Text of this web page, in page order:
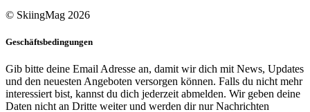
© SkiingMag 2026
Geschäftsbedingungen
Gib bitte deine Email Adresse an, damit wir dich mit News, Updates
und den neuesten Angeboten versorgen können. Falls du nicht mehr
interessiert bist, kannst du dich jederzeit abmelden. Wir geben deine
Daten nicht an Dritte weiter und werden dir nur Nachrichten